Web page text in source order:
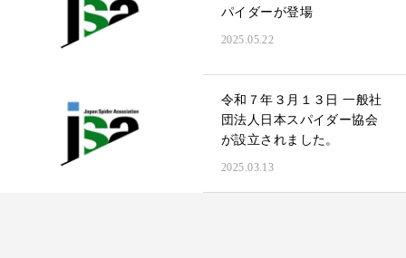
パイダーが登場
2025.05.22
令和７年３月１３日 一般社
団法人日本スパイダー協会
が設立されました。
2025.03.13